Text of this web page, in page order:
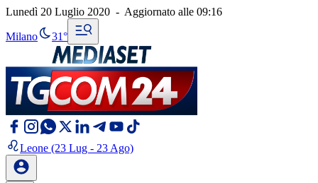
Lunedì 20 Luglio 2020 - Aggiornato alle 09:16
Milano 31°
Leone (23 Lug - 23 Ago)